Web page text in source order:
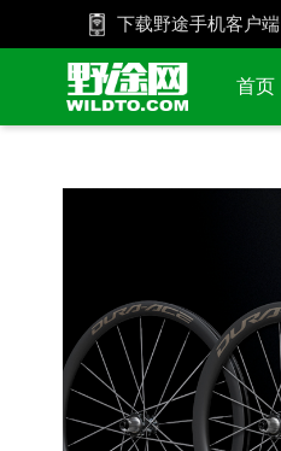
下载野途手机客户端
首页